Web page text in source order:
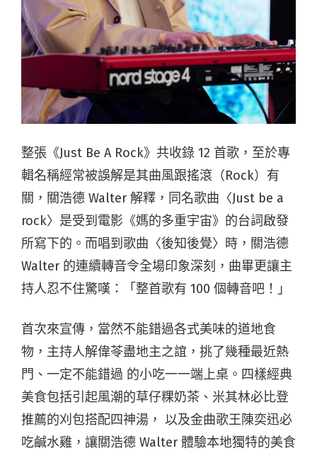
整張 《Just Be A Rock》共收錄 12 首歌，至於專
輯名稱經常被誤解是其曲風跟搖滾（Rock）有
關， 關浩德 Walter 解釋，同名歌曲〈Just be a
rock〉是受到電影《媽的多重宇宙》的台詞啟發
所寫下的。而唱到歌曲〈後知後覺〉時，關浩德
Walter 的連續轉音令全場印象深刻，曲畢更讓主
持人忍不住驚嘆：「整首歌有 100 個轉音吧！」
⾸次來宣傳，當然不能錯過各式美味的道地食
物，主持⼈解偉苓盡地主之誼，挑了幾種最近熱
⾨、⼀定不能錯過 的⼩吃⼀⼀端上桌。四樣經典
美食包括引起風潮的草仔粿奶茶、米其林必比登
推薦的刈包搭配四神湯， 以及⾦曲歌王陳奕迅必
吃鹹⽔雞，讓關浩德 Walter 體驗本地獨特的美食